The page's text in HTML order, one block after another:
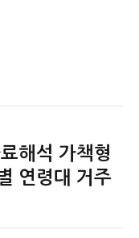
해석 가책형
연령대 거주